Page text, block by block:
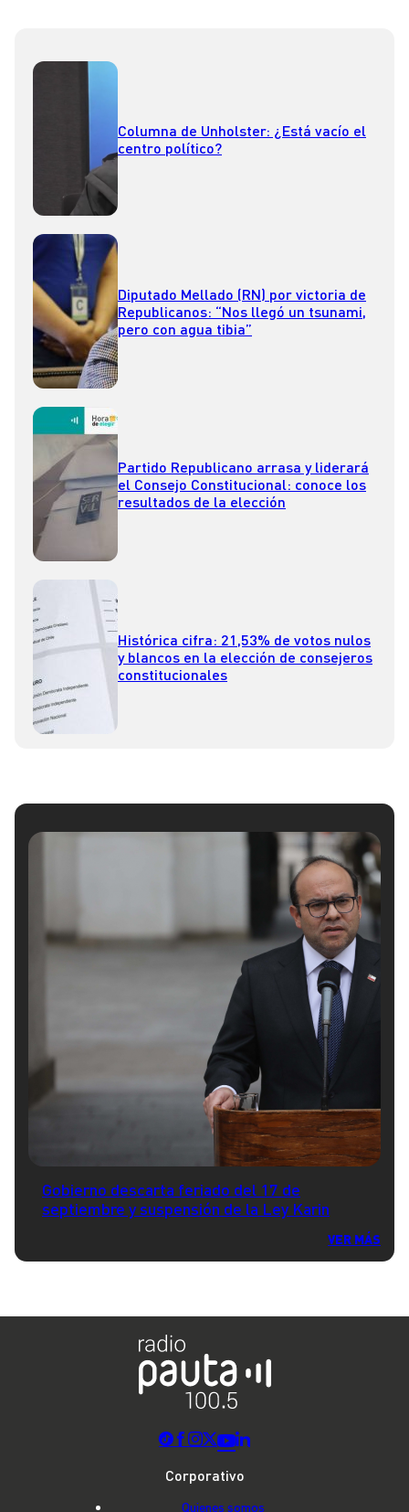
Columna de Unholster: ¿Está vacío el
centro político?
Diputado Mellado (RN) por victoria de
Republicanos: “Nos llegó un tsunami,
pero con agua tibia”
Partido Republicano arrasa y liderará
el Consejo Constitucional: conoce los
resultados de la elección
Histórica cifra: 21,53% de votos nulos
y blancos en la elección de consejeros
constitucionales
Gobierno descarta feriado del 17 de
septiembre y suspensión de la Ley Karin
VER MÁS
Corporativo
Quienes somos